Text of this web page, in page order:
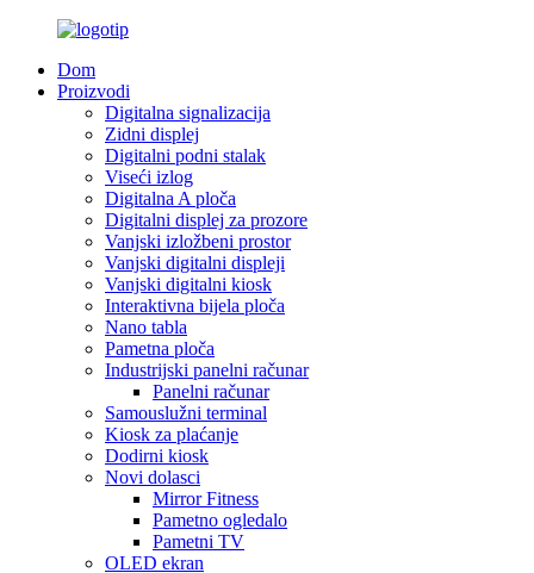
Dom
Proizvodi
Digitalna signalizacija
Zidni displej
Digitalni podni stalak
Viseći izlog
Digitalna A ploča
Digitalni displej za prozore
Vanjski izložbeni prostor
Vanjski digitalni displeji
Vanjski digitalni kiosk
Interaktivna bijela ploča
Nano tabla
Pametna ploča
Industrijski panelni računar
Panelni računar
Samouslužni terminal
Kiosk za plaćanje
Dodirni kiosk
Novi dolasci
Mirror Fitness
Pametno ogledalo
Pametni TV
OLED ekran